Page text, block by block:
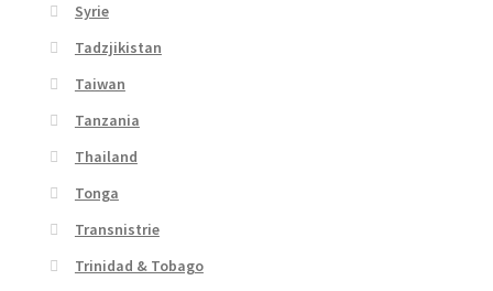
Syrie
Tadzjikistan
Taiwan
Tanzania
Thailand
Tonga
Transnistrie
Trinidad & Tobago